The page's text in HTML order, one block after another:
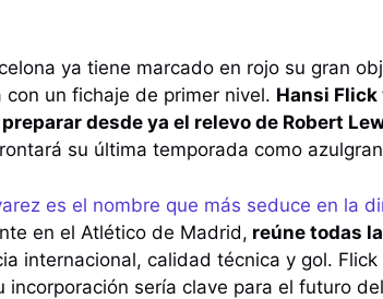
ya tiene marcado en rojo su gran
con un fichaje de primer nivel. Hansi Flick
desde ya el relevo de Robert
su última temporada como
es el nombre que más seduce en la
en el Atlético de Madrid, reúne todas
internacional, calidad técnica y gol.
incorporación sería clave para el futuro